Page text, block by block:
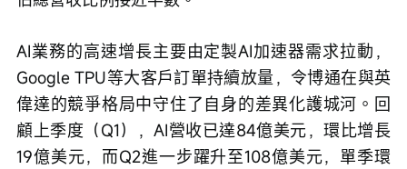
AI業務的高速增長主要由定製AI加速器需求拉動，
Google TPU等大客戶訂單持續放量，令博通在與英
偉達的競爭格局中守住了自身的差異化護城河。回
顧上季度（Q1），AI營收已達84億美元，環比增長
19億美元，而Q2進一步躍升至108億美元，單季環